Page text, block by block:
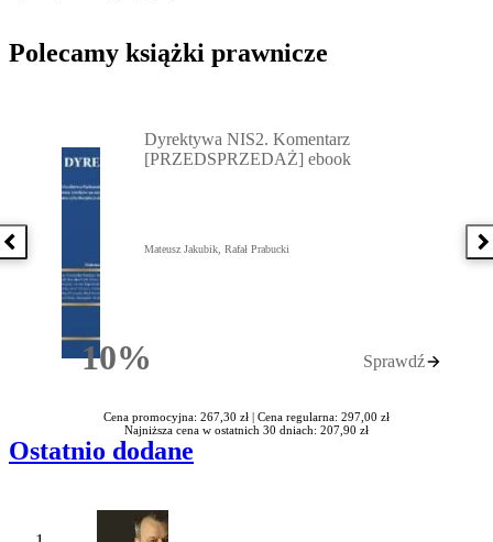
Polecamy książki prawnicze
Poprzednia książka
10%Rabatu
Dyrektywa NIS2. Komentarz
[PRZEDSPRZEDAŻ] ebook
Mateusz Jakubik, Rafał Prabucki
Sprawdź
Cena promocyjna: 267,30 zł | Cena regularna: 297,00 zł
Najniższa cena w ostatnich 30 dniach: 207,90 zł
Ostatnio dodane